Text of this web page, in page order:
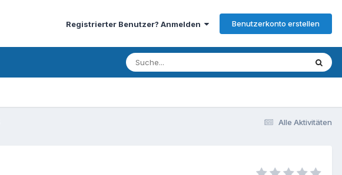
Registrierter Benutzer? Anmelden Benutzerkonto erstellen
Alle Aktivitäten